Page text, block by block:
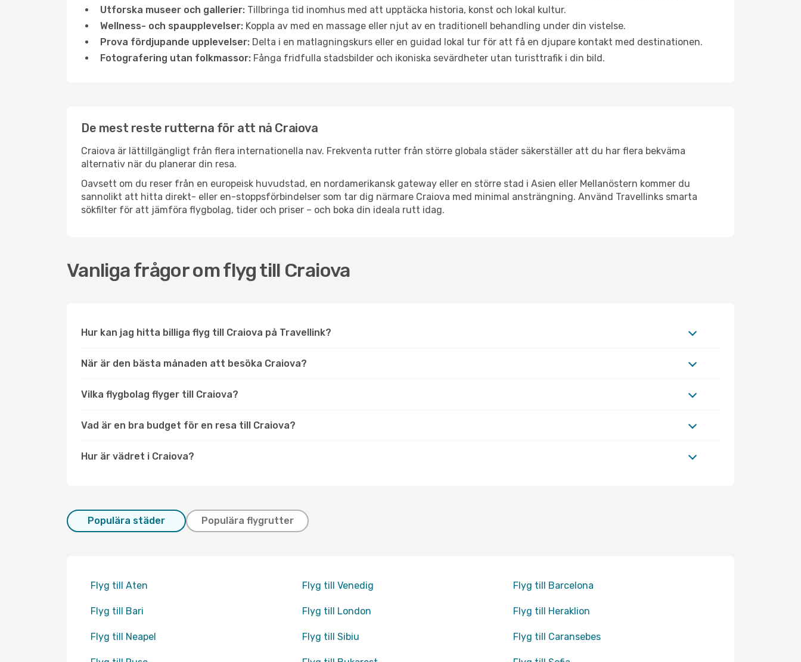
Utforska museer och gallerier: Tillbringa tid inomhus med att upptäcka historia, konst och lokal kultur.
Wellness- och spaupplevelser: Koppla av med en massage eller njut av en traditionell behandling under din vistelse.
Prova fördjupande upplevelser: Delta i en matlagningskurs eller en guidad lokal tur för att få en djupare kontakt med destinationen.
Fotografering utan folkmassor: Fånga fridfulla stadsbilder och ikoniska sevärdheter utan turisttrafik i din bild.
De mest reste rutterna för att nå Craiova
Craiova är lättillgängligt från flera internationella nav. Frekventa rutter från större globala städer säkerställer att du har flera bekväma
alternativ när du planerar din resa.
Oavsett om du reser från en europeisk huvudstad, en nordamerikansk gateway eller en större stad i Asien eller Mellanöstern kommer du
sannolikt att hitta direkt- eller en-stoppsförbindelser som tar dig närmare Craiova med minimal ansträngning. Använd Travellinks smarta
sökfilter för att jämföra flygbolag, tider och priser – och boka din ideala rutt idag.
Vanliga frågor om flyg till Craiova
Hur kan jag hitta billiga flyg till Craiova på Travellink?
När är den bästa månaden att besöka Craiova?
Vilka flygbolag flyger till Craiova?
Vad är en bra budget för en resa till Craiova?
Hur är vädret i Craiova?
Populära städer Populära flygrutter
Flyg till Aten Flyg till Venedig Flyg till Barcelona
Flyg till Bari Flyg till London Flyg till Heraklion
Flyg till Neapel Flyg till Sibiu Flyg till Caransebes